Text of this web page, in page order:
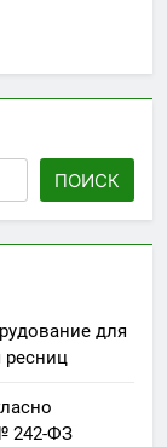
ПОИСК
для
242-ФЗ